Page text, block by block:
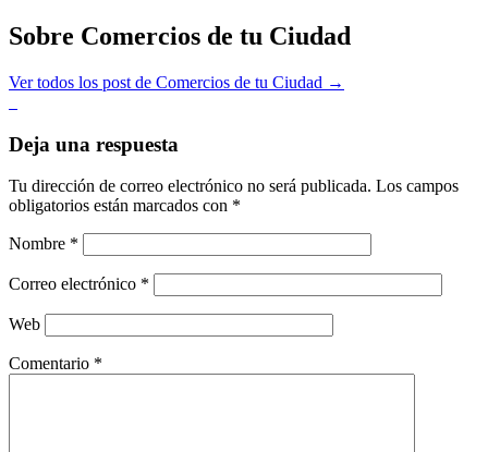
Sobre Comercios de tu Ciudad
Ver todos los post de Comercios de tu Ciudad →
Deja una respuesta
Tu dirección de correo electrónico no será publicada. Los campos
obligatorios están marcados con *
Nombre *
Correo electrónico *
Web
Comentario *